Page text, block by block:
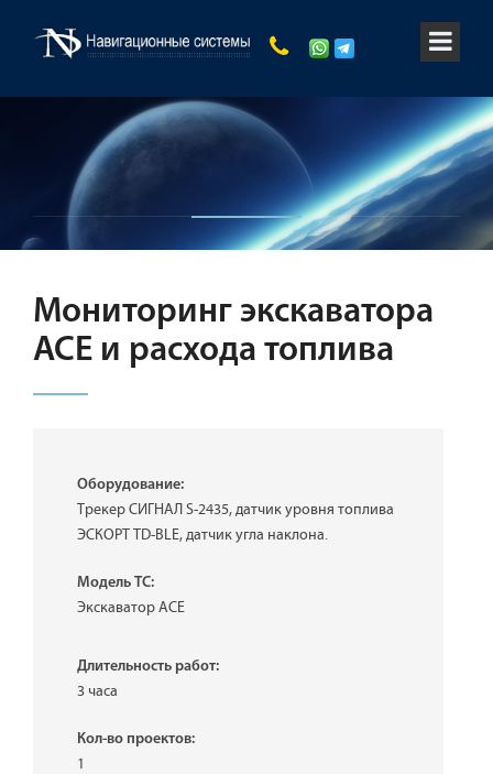
Мониторинг экскаватора
ACE и расхода топлива
Оборудование:
Трекер СИГНАЛ S-2435, датчик уровня топлива
ЭСКОРТ TD-BLE, датчик угла наклона.
Модель ТС:
Экскаватор ACE
Длительность работ:
3 часа
Кол-во проектов:
1